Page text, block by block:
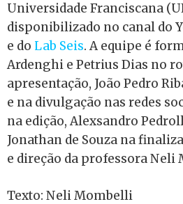
Universidade Franciscana
disponibilizado no canal do
e do Lab Seis. A equipe é
Ardenghi e Petrius Dias no
apresentação, João Pedro
e na divulgação nas redes
na edição, Alexsandro
Jonathan de Souza na
e direção da professora Neli
Texto: Neli Mombelli